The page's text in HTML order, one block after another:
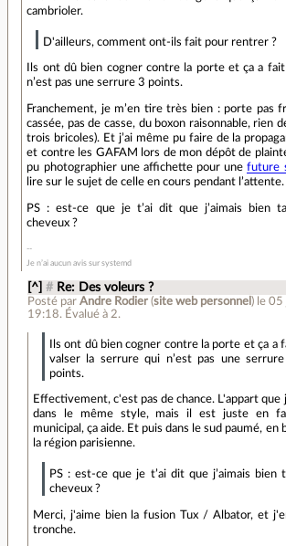
cambrioler.
D'ailleurs, comment ont-ils fait pour rentrer ?
Ils ont dû bien cogner contre la porte et ça a
n’est pas une serrure 3 points.
Franchement, je m’en tire très bien : porte pas
cassée, pas de casse, du boxon raisonnable, rien
trois bricoles). Et j’ai même pu faire de la
et contre les GAFAM lors de mon dépôt de
pu photographier une affichette pour unefuture
lire sur le sujet de celle en cours pendant l’attente.
PS : est-ce que je t’ai dit que j’aimais bien
cheveux ?
Je n’ai aucun avis sur systemd
[^] # Re: Des voleurs ?
Posté par Andre Rodier(site web personnel ) le
19:18. Évalué à 2.
Ils ont dû bien cogner contre la porte et ça a
valser la serrure qui n’est pas une
points.
Effectivement, c'est pas de chance. L'appart que
dans le même style, mais il est juste en
municipal, ça aide. Et puis dans le sud paumé, en
la région parisienne.
PS : est-ce que je t’ai dit que j’aimais bien
cheveux ?
Merci, j'aime bien la fusion Tux / Albator, et
tronche.